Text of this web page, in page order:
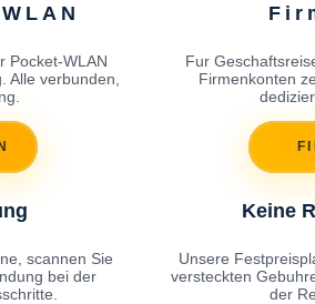
Pocket-WLAN
Alle verbunden,
Fur
Firmenkonten
scannen Sie
bei der
Keine
Unsere
versteckten
der